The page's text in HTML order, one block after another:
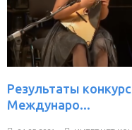
Результаты
Междунаро...